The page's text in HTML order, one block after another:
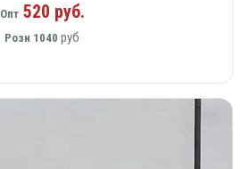
Опт520 руб.
Розн 1040 руб